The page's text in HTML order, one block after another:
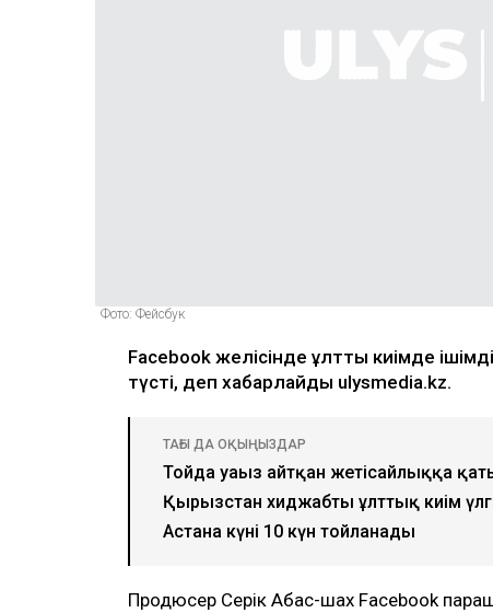
Фото: Фейсбук
Facebook желісінде ұлттық киімде
түсті, деп хабарлайды ulysmedia.kz.
ТАҒЫ ДА ОҚЫҢЫЗДАР
Тойда уағыз айтқан жетісайлыққа
Қырғызстан хиджабты ұлттық киім
Астана күні 10 күн тойланады
Продюсер Серік Абас-шах Facebook